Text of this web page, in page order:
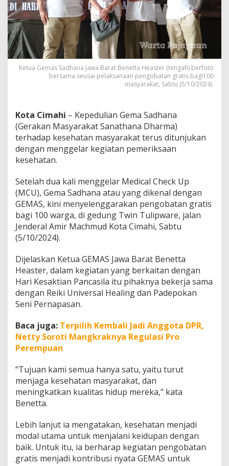
t
P
e
n
g
b
a
t
r
a
i
s
m
a
S
a
d
h
J
a
w
a
B
t
Ketua Gemas Sadhana Jawa Barat Benetta Heaster (tengah) berfoto
bersama seusai pelaksanaan pengobatan gratis bagi100
masyarakat, Sabtu (5/10/2024).
Kota Cimahi – Kepedulian Gema Sadhana
(Gerakan Masyarakat Sanathana Dharma)
terhadap kesehatan masyarakat terus ditunjukan
dengan menggelar kegiatan pemeriksaan
kesehatan.
Setelah dua kali menggelar Medical Check Up
(MCU), Gema Sadhana atau yang dikenal dengan
GEMAS, kini menyelenggarakan pengobatan gratis
bagi 100 warga, di gedung Twin Tulipware, jalan
Jenderal Amir Machmud Kota Cimahi, Sabtu
(5/10/2024).
Dijelaskan Ketua GEMAS Jawa Barat Benetta
Heaster, dalam kegiatan yang berkaitan dengan
Hari Kesaktian Pancasila itu pihaknya bekerja sama
dengan Reiki Universal Healing dan Padepokan
Seni Pernapasan.
Baca juga: Terpilih Kembali Jadi Anggota DPR,
Netty Soroti Mangkraknya Regulasi Pro
Perempuan
“Tujuan kami semua hanya satu, yaitu turut
menjaga kesehatan masyarakat, dan
meningkatkan kualitas hidup mereka,” kata
Benetta.
Lebih lanjut ia mengatakan, kesehatan menjadi
modal utama untuk menjalani keidupan dengan
baik. Untuk itu, ia berharap kegiatan pengobatan
gratis menjadi kontribusi nyata GEMAS untuk